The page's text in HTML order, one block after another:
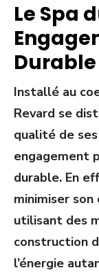
Le Spa
Durable
Installé au
Revard se
qualité de
engagement
durable. En
minimiser
utilisant des
construction
l’énergie